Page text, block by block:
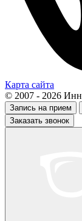
Карта сайта
© 2007 - 2026
Запись на прием
Заказать звонок